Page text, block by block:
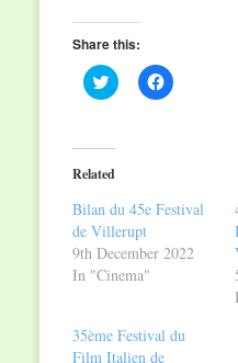
Share this:
Click
to
(Opens
in
new
Click
to
Related
Bilan du 45e Festival
de Villerupt
9th December 2022
In "Cinema"
35ème Festival du
Film Italien de